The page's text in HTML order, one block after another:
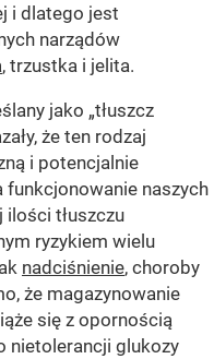
i dlatego jest
narządów
, trzustka i jelita.
jako „tłuszcz
że ten rodzaj
i potencjalnie
funkcjonowanie naszych
ilości tłuszczu
ryzykiem wielu
nadciśnienie, choroby
że magazynowanie
się z opornością
nietolerancji glukozy